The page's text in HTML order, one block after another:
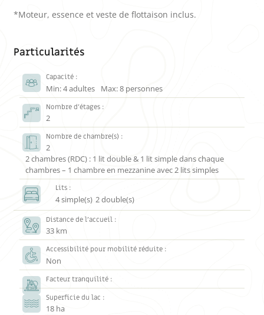
*Moteur, essence et veste de flottaison inclus.
Particularités
Capacité :
Min: 4 adultes Max: 8 personnes
Nombre d’étages :
2
Nombre de chambre(s) :
2
2 chambres (RDC) : 1 lit double & 1 lit simple dans chaque
chambres – 1 chambre en mezzanine avec 2 lits simples
Lits :
4 simple(s) 2 double(s)
Distance de l’accueil :
33 km
Accessibilité pour mobilité réduite :
Non
Facteur tranquilité :
Superficie du lac :
18 ha